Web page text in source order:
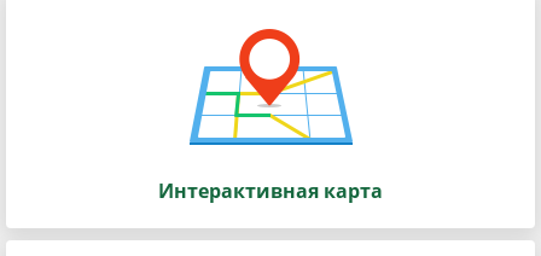
Интерактивная карта